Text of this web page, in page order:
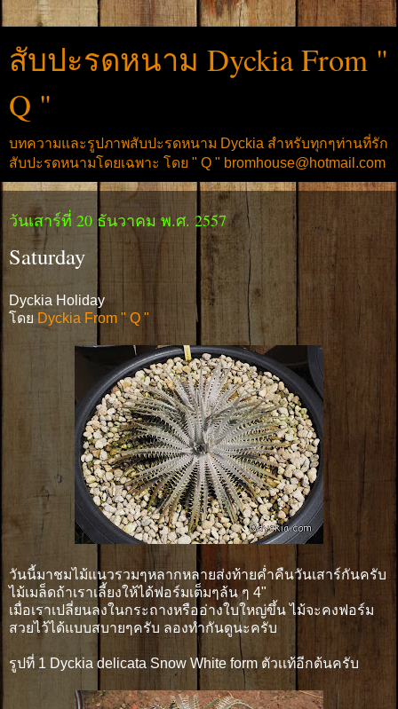
สับปะรดหนาม Dyckia From "
Q "
บทความและรูปภาพสับปะรดหนาม Dyckia สำหรับทุกๆท่านที่รัก
สับปะรดหนามโดยเฉพาะ โดย " Q " bromhouse@hotmail.com
วันเสาร์ที่ 20 ธันวาคม พ.ศ. 2557
Saturday
Dyckia Holiday
โดย Dyckia From " Q "
วันนี้มาชมไม้แนวรวมๆหลากหลายส่งท้ายค่ำคืนวันเสาร์กันครับ
ไม้เมล็ดถ้าเราเลี้ยงให้ได้ฟอร์มเต็มๆล้น ๆ 4"
เมื่อเราเปลี่ยนลงในกระถางหรืออ่างใบใหญ่ขึ้น ไม้จะคงฟอร์ม
สวยไว้ได้แบบสบายๆครับ ลองทำกันดูนะครับ
รูปที่ 1 Dyckia delicata Snow White form ตัวเเท้อีกต้นครับ